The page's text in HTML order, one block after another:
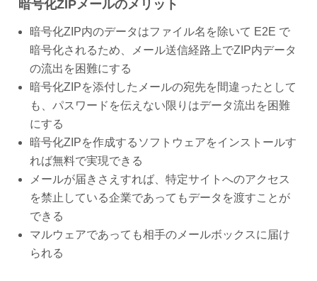
暗号化ZIPメールのメリット
暗号化ZIP内のデータはファイル名を除いて E2E で
暗号化されるため、メール送信経路上でZIP内データ
の流出を困難にする
暗号化ZIPを添付したメールの宛先を間違ったとして
も、パスワードを伝えない限りはデータ流出を困難
にする
暗号化ZIPを作成するソフトウェアをインストールす
れば無料で実現できる
メールが届きさえすれば、特定サイトへのアクセス
を禁止している企業であってもデータを渡すことが
できる
マルウェアであっても相手のメールボックスに届け
られる